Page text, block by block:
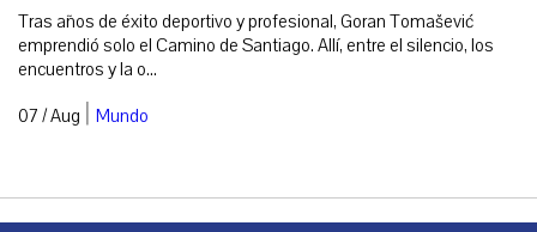
Tras años de éxito deportivo y profesional, Goran Tomašević
emprendió solo el Camino de Santiago. Allí, entre el silencio, los
encuentros y la o...
07 / Aug | Mundo